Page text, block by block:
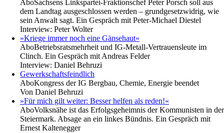
AboSachsens Linkspartei-Fraktionschef Peter Porsch soll aus
dem Landtag ausgeschlossen werden – grundgesetzwidrig, wie
sein Anwalt sagt. Ein Gespräch mit Peter-Michael Diestel
Interview: Peter Wolter
»Kriege immer noch eine Gänsehaut«
AboBetriebsratsmehrheit und IG-Metall-Vertrauensleute im
Clinch. Ein Gespräch mit Andreas Felder
Interview: Daniel Behruzi
Gewerkschaftsfeindlich
AboKongress der IG Bergbau, Chemie, Energie beendet
Von Daniel Behruzi
»Für mich gilt weiter: Besser helfen als reden!«
AboVolksnähe ist das Erfolgsgeheimnis der Kommunisten in der
Steiermark. Absage an ein linkes Bündnis. Ein Gespräch mit
Ernest Kaltenegger